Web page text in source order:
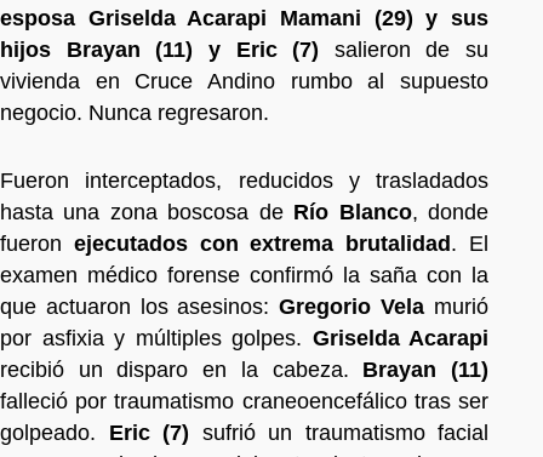
esposa Griselda Acarapi Mamani (29) y sus
hijos Brayan (11) y Eric (7) salieron de su
vivienda en Cruce Andino rumbo al supuesto
negocio. Nunca regresaron.
Fueron interceptados, reducidos y trasladados
hasta una zona boscosa de Río Blanco, donde
fueron ejecutados con extrema brutalidad. El
examen médico forense confirmó la saña con la
que actuaron los asesinos:Gregorio Vela murió
por asfixia y múltiples golpes. Griselda Acarapi
recibió un disparo en la cabeza. Brayan (11)
falleció por traumatismo craneoencefálico tras ser
golpeado. Eric (7) sufrió un traumatismo facial